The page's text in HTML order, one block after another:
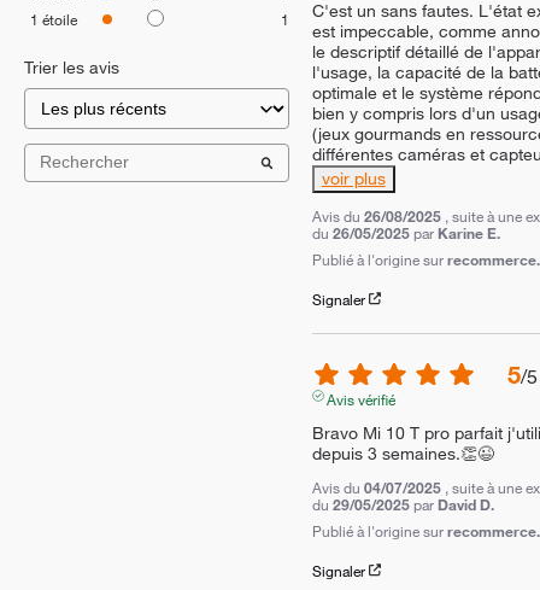
1 étoile 1
Trier les avis
C'est un sans fautes. L'état
est impeccable, comme
le descriptif détaillé de
l'usage, la capacité de la
optimale et le système
bien y compris lors d'un
(jeux gourmands en
différentes caméras et
voir plus
Avis du 26/08/2025 , suite à une
du 26/05/2025 par Karine E.
Publié à l'origine sur
Signaler
5/5
Avis vérifié
Bravo Mi 10 T pro parfait
depuis 3 semaines.👏😉
Avis du 04/07/2025 , suite à une
du 29/05/2025 par David D.
Publié à l'origine sur
Signaler